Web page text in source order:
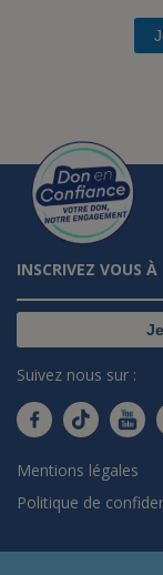
INSCRIVEZ VOUS
Suivez nous sur :
Mentions légales
Politique de